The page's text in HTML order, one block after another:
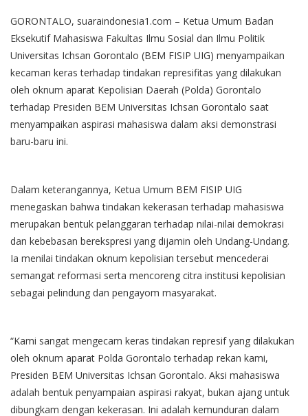
GORONTALO, suaraindonesia1.com – Ketua Umum Badan
Eksekutif Mahasiswa Fakultas Ilmu Sosial dan Ilmu Politik
Universitas Ichsan Gorontalo (BEM FISIP UIG) menyampaikan
kecaman keras terhadap tindakan represifitas yang dilakukan
oleh oknum aparat Kepolisian Daerah (Polda) Gorontalo
terhadap Presiden BEM Universitas Ichsan Gorontalo saat
menyampaikan aspirasi mahasiswa dalam aksi demonstrasi
baru-baru ini.
Dalam keterangannya, Ketua Umum BEM FISIP UIG
menegaskan bahwa tindakan kekerasan terhadap mahasiswa
merupakan bentuk pelanggaran terhadap nilai-nilai demokrasi
dan kebebasan berekspresi yang dijamin oleh Undang-Undang.
Ia menilai tindakan oknum kepolisian tersebut mencederai
semangat reformasi serta mencoreng citra institusi kepolisian
sebagai pelindung dan pengayom masyarakat.
“Kami sangat mengecam keras tindakan represif yang dilakukan
oleh oknum aparat Polda Gorontalo terhadap rekan kami,
Presiden BEM Universitas Ichsan Gorontalo. Aksi mahasiswa
adalah bentuk penyampaian aspirasi rakyat, bukan ajang untuk
dibungkam dengan kekerasan. Ini adalah kemunduran dalam